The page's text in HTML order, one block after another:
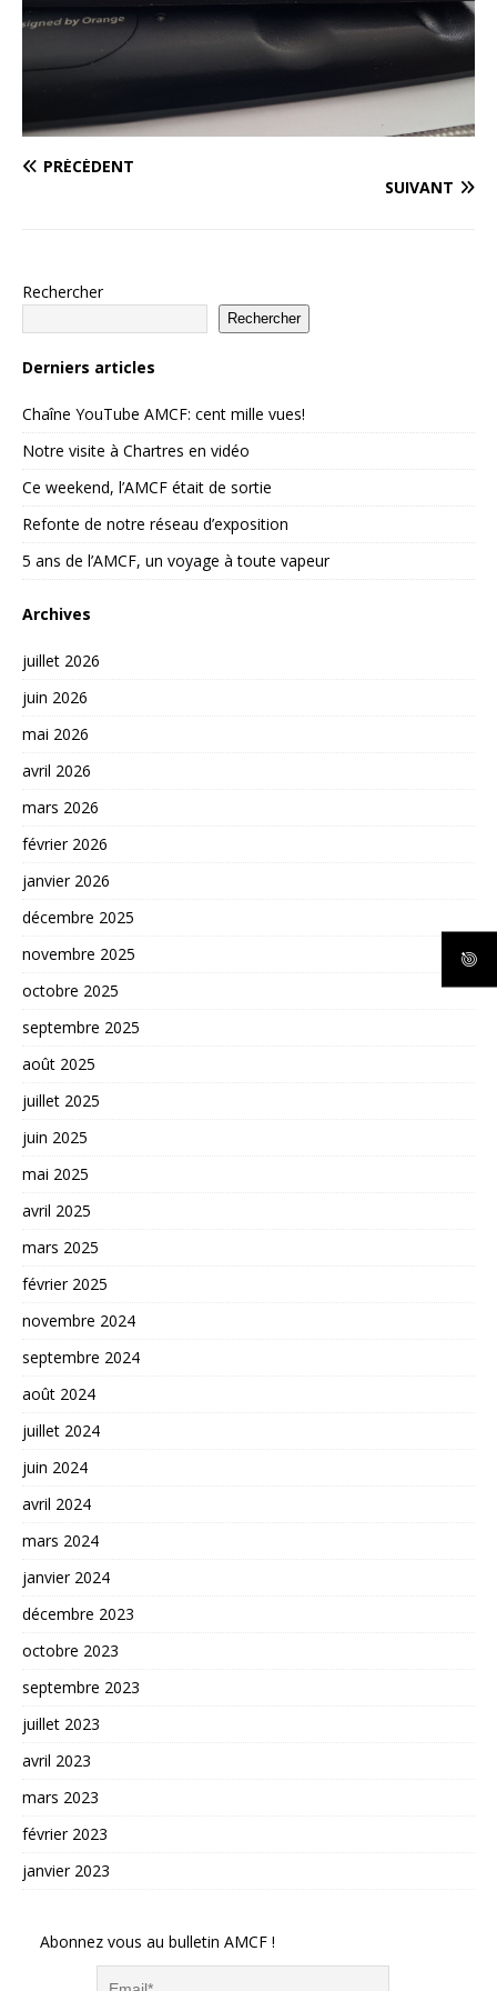
PRÉCÉDENT
SUIVANT
Rechercher
Rechercher
Derniers articles
Chaîne YouTube AMCF: cent mille vues!
Notre visite à Chartres en vidéo
Ce weekend, l’AMCF était de sortie
Refonte de notre réseau d’exposition
5 ans de l’AMCF, un voyage à toute vapeur
Archives
juillet 2026
juin 2026
mai 2026
avril 2026
mars 2026
février 2026
janvier 2026
décembre 2025
novembre 2025
octobre 2025
septembre 2025
août 2025
juillet 2025
juin 2025
mai 2025
avril 2025
mars 2025
février 2025
novembre 2024
septembre 2024
août 2024
juillet 2024
juin 2024
avril 2024
mars 2024
janvier 2024
décembre 2023
octobre 2023
septembre 2023
juillet 2023
avril 2023
mars 2023
février 2023
janvier 2023
Abonnez vous au bulletin AMCF !